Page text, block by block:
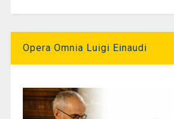
Opera Omnia Luigi Einaudi